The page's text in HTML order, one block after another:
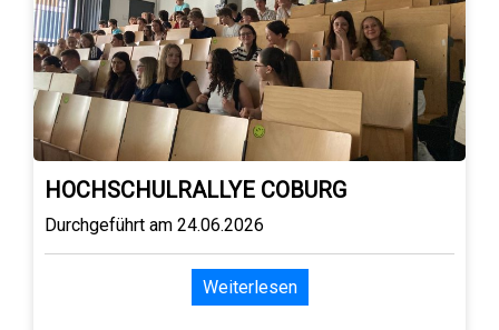
HOCHSCHULRALLYE COBURG
Durchgeführt am 24.06.2026
Weiterlesen